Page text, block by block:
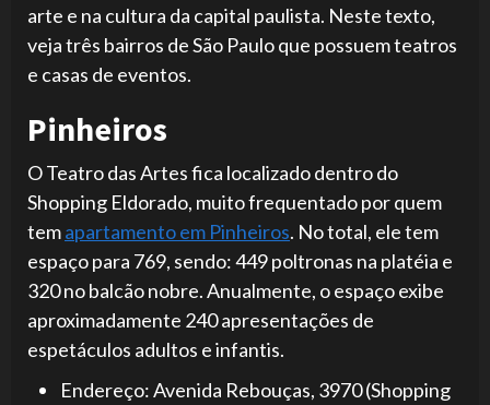
arte e na cultura da capital paulista. Neste texto,
veja três bairros de São Paulo que possuem teatros
e casas de eventos.
Pinheiros
O Teatro das Artes fica localizado dentro do
Shopping Eldorado, muito frequentado por quem
temapartamento em Pinheiros. No total, ele tem
espaço para 769, sendo: 449 poltronas na platéia e
320 no balcão nobre. Anualmente, o espaço exibe
aproximadamente 240 apresentações de
espetáculos adultos e infantis.
Endereço: Avenida Rebouças, 3970 (Shopping